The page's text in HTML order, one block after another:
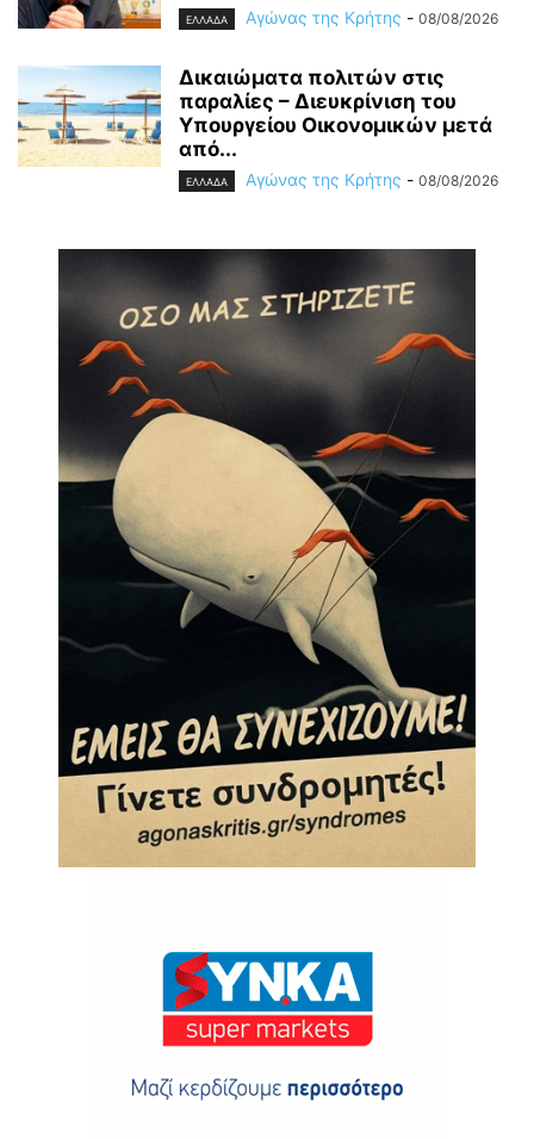
ΕΛΛΑΔΑ Αγώνας της Κρήτης - 08/08/2026
Δικαιώματα πολιτών στις
παραλίες – Διευκρίνιση του
Υπουργείου Οικονομικών μετά
από...
ΕΛΛΑΔΑ Αγώνας της Κρήτης - 08/08/2026